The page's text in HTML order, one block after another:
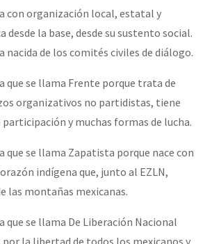
con organización local, estatal y
desde la base, desde su sustento social.
nacida de los comités civiles de diálogo.
que se llama Frente porque trata de
organizativos no partidistas, tiene
participación y muchas formas de lucha.
que se llama Zapatista porque nace con
indígena que, junto al EZLN,
las montañas mexicanas.
que se llama De Liberación Nacional
por la libertad de todos los mexicanos y